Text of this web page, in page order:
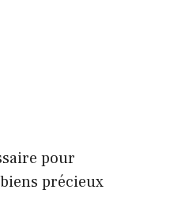
pour
précieux